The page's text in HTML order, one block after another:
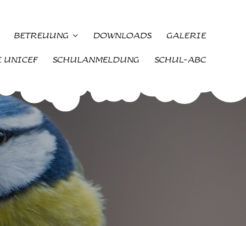
BETREUUNG DOWNLOADS GALERIE
UNICEF SCHULANMELDUNG SCHUL-ABC